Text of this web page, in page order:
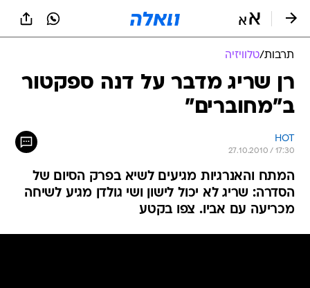
תרבות/טלוויזיה
רן שריג מדבר על דנה ספקטור
ב"מחוברים"
HOT
27.10.2010 / 17:30
המתח והאנרגיות מגיעים לשיא בפרק הסיום של
הסדרה: שריג לא יכול לישון ושי גולדן מגיע לשיחה
מכריעה עם אביו. צפו בקטע